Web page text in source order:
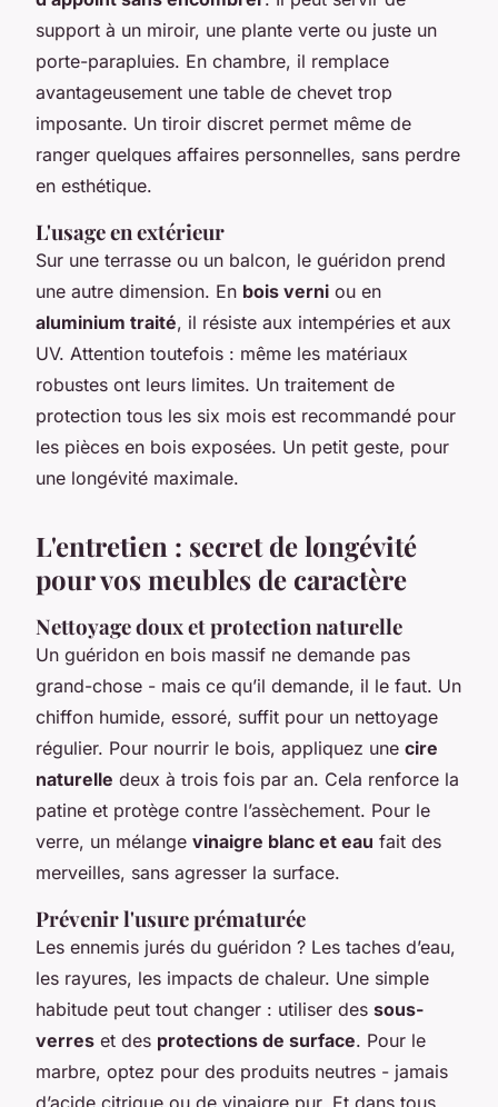
support à un miroir, une plante verte ou juste un
porte-parapluies. En chambre, il remplace
avantageusement une table de chevet trop
imposante. Un tiroir discret permet même de
ranger quelques affaires personnelles, sans perdre
en esthétique.
L'usage en extérieur
Sur une terrasse ou un balcon, le guéridon prend
une autre dimension. En bois verni ou en
aluminium traité, il résiste aux intempéries et aux
UV. Attention toutefois : même les matériaux
robustes ont leurs limites. Un traitement de
protection tous les six mois est recommandé pour
les pièces en bois exposées. Un petit geste, pour
une longévité maximale.
L'entretien : secret de longévité
pour vos meubles de caractère
Nettoyage doux et protection naturelle
Un guéridon en bois massif ne demande pas
grand-chose - mais ce qu’il demande, il le faut. Un
chiffon humide, essoré, suffit pour un nettoyage
régulier. Pour nourrir le bois, appliquez une cire
naturelle deux à trois fois par an. Cela renforce la
patine et protège contre l’assèchement. Pour le
verre, un mélange vinaigre blanc et eau fait des
merveilles, sans agresser la surface.
Prévenir l'usure prématurée
Les ennemis jurés du guéridon ? Les taches d’eau,
les rayures, les impacts de chaleur. Une simple
habitude peut tout changer : utiliser des sous-
verres et des protections de surface. Pour le
marbre, optez pour des produits neutres - jamais
d’acide citrique ou de vinaigre pur. Et dans tous